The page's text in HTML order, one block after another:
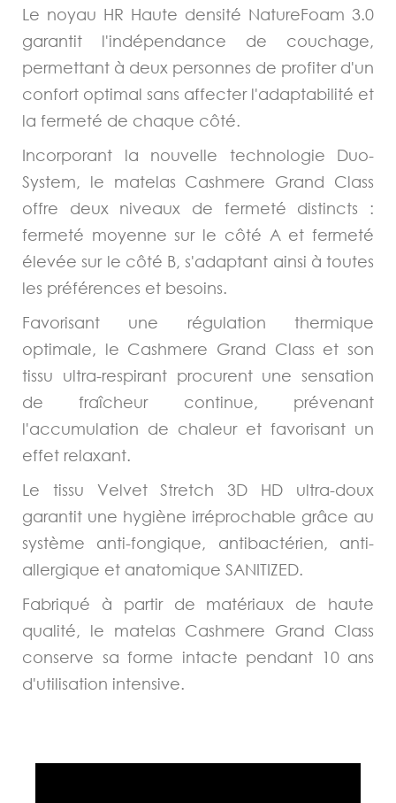
Le noyau HR Haute densité NatureFoam 3.0
garantit l'indépendance de couchage,
permettant à deux personnes de profiter d'un
confort optimal sans affecter l'adaptabilité et
la fermeté de chaque côté.
Incorporant la nouvelle technologie Duo-
System, le matelas Cashmere Grand Class
offre deux niveaux de fermeté distincts :
fermeté moyenne sur le côté A et fermeté
élevée sur le côté B, s'adaptant ainsi à toutes
les préférences et besoins.
Favorisant une régulation thermique
optimale, le Cashmere Grand Class et son
tissu ultra-respirant procurent une sensation
de fraîcheur continue, prévenant
l'accumulation de chaleur et favorisant un
effet relaxant.
Le tissu Velvet Stretch 3D HD ultra-doux
garantit une hygiène irréprochable grâce au
système anti-fongique, antibactérien, anti-
allergique et anatomique SANITIZED.
Fabriqué à partir de matériaux de haute
qualité, le matelas Cashmere Grand Class
conserve sa forme intacte pendant 10 ans
d'utilisation intensive.